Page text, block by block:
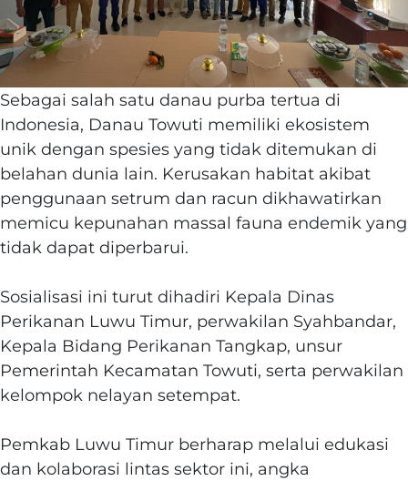
Sebagai salah satu danau purba tertua di
Indonesia, Danau Towuti memiliki ekosistem
unik dengan spesies yang tidak ditemukan di
belahan dunia lain. Kerusakan habitat akibat
penggunaan setrum dan racun dikhawatirkan
memicu kepunahan massal fauna endemik yang
tidak dapat diperbarui.
‎Sosialisasi ini turut dihadiri Kepala Dinas
Perikanan Luwu Timur, perwakilan Syahbandar,
Kepala Bidang Perikanan Tangkap, unsur
Pemerintah Kecamatan Towuti, serta perwakilan
kelompok nelayan setempat.
‎Pemkab Luwu Timur berharap melalui edukasi
dan kolaborasi lintas sektor ini, angka